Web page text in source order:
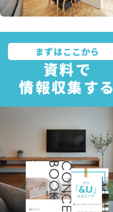
まずはここから
資料で
情報収集する